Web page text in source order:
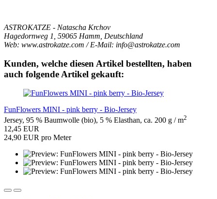
ASTROKATZE - Natascha Krchov
Hagedornweg 1, 59065 Hamm, Deutschland
Web: www.astrokatze.com / E-Mail: info@astrokatze.com
Kunden, welche diesen Artikel bestellten, haben
auch folgende Artikel gekauft:
FunFlowers MINI - pink berry - Bio-Jersey
Jersey, 95 % Baumwolle (bio), 5 % Elasthan, ca. 200 g / m2
12,45 EUR
24,90 EUR pro Meter